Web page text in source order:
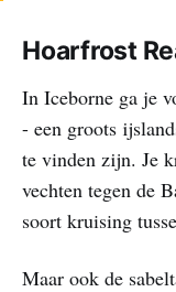
Hoarfrost
In Iceborne ga je
- een groots
te vinden zijn. Je
vechten tegen de
soort kruising
Maar ook de